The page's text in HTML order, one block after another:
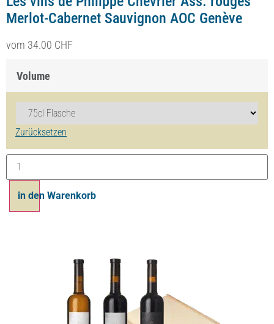
Merlot-Cabernet Sauvignon AOC Genève
vom 34.00 CHF
Volume
Zurücksetzen
in den Warenkorb